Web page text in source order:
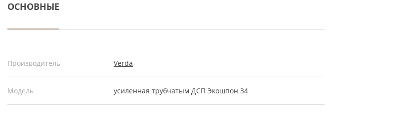
ОСНОВНЫЕ
Производитель Verda
Модель усиленная трубчатым ДСП Экошпон 34